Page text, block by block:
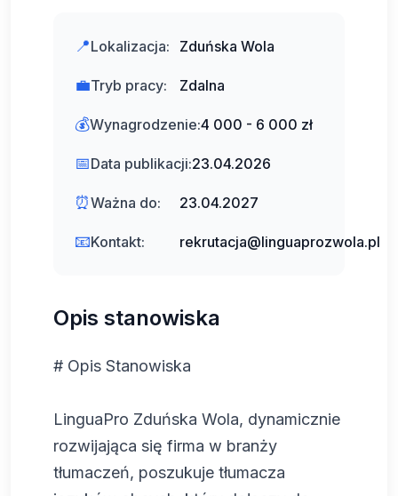
📍Lokalizacja: Zduńska Wola
💼Tryb pracy: Zdalna
💰Wynagrodzenie:4 000 - 6 000 zł
📅Data publikacji:23.04.2026
⏰Ważna do: 23.04.2027
📧Kontakt: rekrutacja@linguaprozwola.pl
Opis stanowiska
# Opis Stanowiska
LinguaPro Zduńska Wola, dynamicznie
rozwijająca się firma w branży
tłumaczeń, poszukuje tłumacza